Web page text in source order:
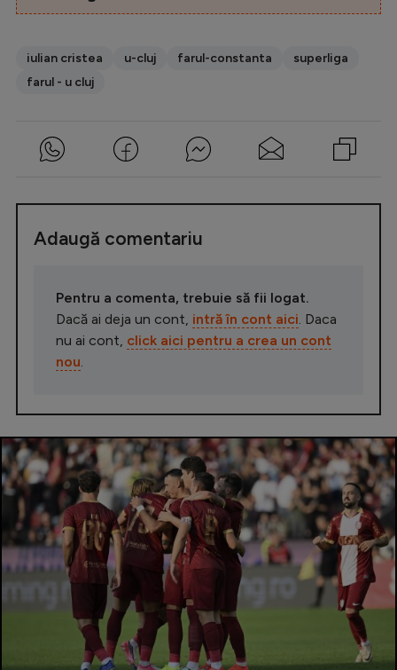
iulian cristea u-cluj farul-constanta
superliga
farul - u cluj
Adaugă comentariu
Pentru a comenta, trebuie să fii logat.
Dacă ai deja un cont, intră în cont aici . Daca
nu ai cont, click aici pentru a crea un cont
nou